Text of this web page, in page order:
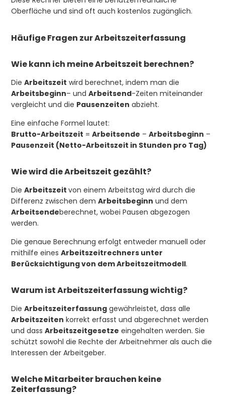
Oberfläche und sind oft auch kostenlos zugänglich.
Häufige Fragen zur Arbeitszeiterfassung
Wie kann ich meine Arbeitszeit berechnen?
DieArbeitszeit wird berechnet, indem man die
Arbeitsbeginn– undArbeitsend-Zeiten miteinander
vergleicht und die Pausenzeiten abzieht.
Eine einfache Formel lautet:
Brutto-Arbeitszeit =Arbeitsende –Arbeitsbeginn –
Pausenzeit (Netto-Arbeitszeit in Stunden pro Tag)
Wie wird die Arbeitszeit gezählt?
DieArbeitszeitvon einem Arbeitstag wird durch die
Differenz zwischen demArbeitsbeginn und dem
Arbeitsendeberechnet, wobei Pausen abgezogen
werden.
Die genaue Berechnung erfolgt entweder manuell oder
mithilfe einesArbeitszeitrechners unter
Berücksichtigung von dem Arbeitszeitmodell.
Warum ist Arbeitszeiterfassung wichtig?
DieArbeitszeiterfassung gewährleistet, dass alle
Arbeitszeiten korrekt erfasst und abgerechnet werden
und dassArbeitszeitgesetze eingehalten werden. Sie
schützt sowohl die Rechte der Arbeitnehmer als auch die
Interessen der Arbeitgeber.
Welche Mitarbeiter brauchen keine
Zeiterfassung?